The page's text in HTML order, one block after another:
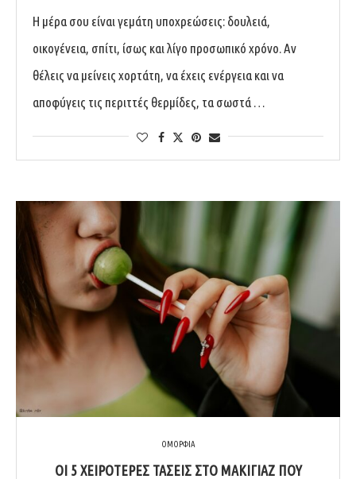
Η μέρα σου είναι γεμάτη υποχρεώσεις: δουλειά,
οικογένεια, σπίτι, ίσως και λίγο προσωπικό χρόνο. Αν
θέλεις να μείνεις χορτάτη, να έχεις ενέργεια και να
αποφύγεις τις περιττές θερμίδες, τα σωστά …
ΟΜΟΡΦΙΑ
ΟΙ 5 ΧΕΙΡΌΤΕΡΕΣ ΤΆΣΕΙΣ ΣΤΟ ΜΑΚΙΓΙΆΖ ΠΟΥ